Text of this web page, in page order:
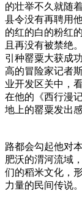
的壮举不久就随
县令没有再聘用
的红的白的粉红
且再没有被禁绝
引种罂粟大获成
高的冒险家记者
业开发区关中，
在他的《西行漫
地上的罂粟发出感
「在这条从
路都会勾起他对
肥沃的渭河流域
们的稻米文化，
力量的民间传说
「在那条新